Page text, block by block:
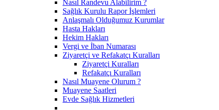
Nasıl Randevu Alabilirim ?
Sağlık Kurulu Rapor İşlemleri
Anlaşmalı Olduğumuz Kurumlar
Hasta Hakları
Hekim Hakları
Vergi ve İban Numarası
Ziyaretçi ve Refakatçı Kuralları
Ziyaretçi Kuralları
Refakatçı Kuralları
Nasıl Muayene Olurum ?
Muayene Saatleri
Evde Sağlık Hizmetleri